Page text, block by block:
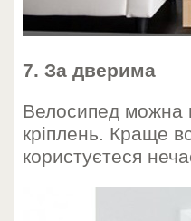
7. За дверима
Велосипед можна
кріплень. Краще
користуєтеся